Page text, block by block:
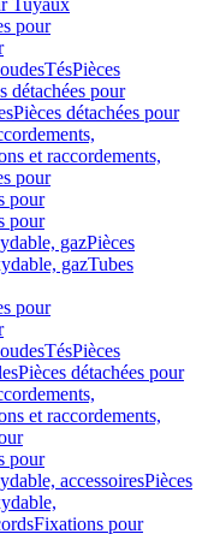
Tuyaux
pour
TésPièces
détachées pour
Pièces détachées pour
et raccordements,
pour
pour
pour
gazPièces
gazTubes
pour
TésPièces
Pièces détachées pour
et raccordements,
pour
accessoiresPièces
Fixations pour